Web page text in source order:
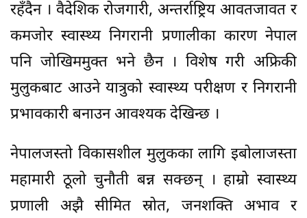
रहँदैन । वैदेशिक रोजगारी, अन्तर्राष्ट्रिय आवतजावत र
कमजोर स्वास्थ्य निगरानी प्रणालीका कारण नेपाल
पनि जोखिममुक्त भने छैन । विशेष गरी अफ्रिकी
मुलुकबाट आउने यात्रुको स्वास्थ्य परीक्षण र निगरानी
प्रभावकारी बनाउन आवश्यक देखिन्छ ।
नेपालजस्तो विकासशील मुलुकका लागि इबोलाजस्ता
महामारी ठूलो चुनौती बन्न सक्छन् । हाम्रो स्वास्थ्य
प्रणाली अझै सीमित स्रोत, जनशक्ति अभाव र